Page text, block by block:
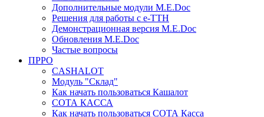
Дополнительные модули M.E.Doc
Решения для работы с е-ТТН
Демонстрационная версия M.E.Doc
Обновления M.E.Doc
Частые вопросы
ПРРО
CASHALOT
Модуль "Склад"
Как начать пользоваться Кашалот
СОТА КАCСА
Как начать пользоваться СОТА Касса